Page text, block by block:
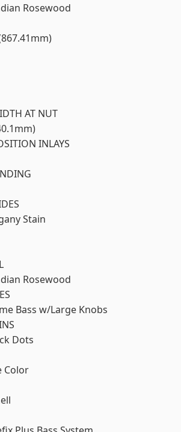
Rosewood
AT NUT
INLAYS
Stain
Rosewood
Bass w/Large Knobs
Dots
Color